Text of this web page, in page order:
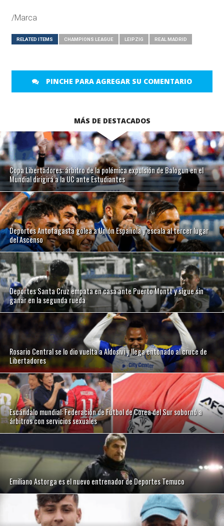
/Marca
RELATED ITEMS CHAMPIONS LEAGUE LEIPZIG REAL MADRID
PINCHE PARA AGREGAR SU COMENTARIO
MÁS DE DESTACADOS
Copa Libertadores: árbitro de la polémica expulsión de Balogun en el
Mundial dirigirá a la UC ante Estudiantes
Deportes Antofagasta golea a Unión Española y escala al tercer lugar
del Ascenso
Deportes Santa Cruz empata en casa ante Puerto Montt y sigue sin
ganar en la segunda rueda
Rosario Central se lo dio vuelta a Aldosivi y llega entonado al cruce de
Libertadores
Escándalo mundial: Federación de Fútbol de Corea del Sur sobornó a
árbitros con servicios sexuales
Emiliano Astorga es el nuevo entrenador de Deportes Temuco